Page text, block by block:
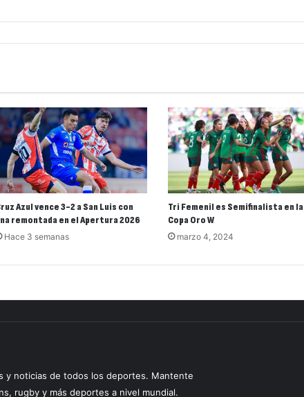
Azul vence 3-2 a San Luis con
remontada en el Apertura 2026
Hace 3 semanas
Tri Femenil es Semifinalista en la
Copa Oro W
marzo 4, 2024
y noticias de todos los deportes. Mantente
rugby y más deportes a nivel mundial.